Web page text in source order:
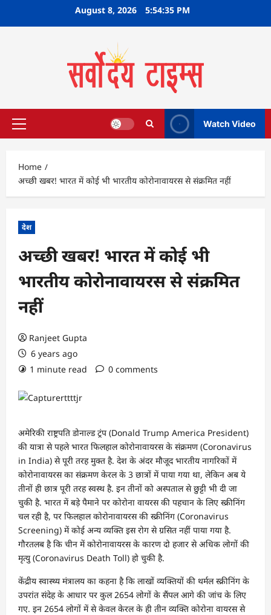
August 8, 2026 5:54:36 PM
Primary
Watch Video
Home
अच्‍छी खबर! भारत में कोई भी भारतीय कोरोनावायरस से संक्रमित नहीं
देश
अच्‍छी खबर! भारत में कोई भी
भारतीय कोरोनावायरस से संक्रमित
नहीं
Ranjeet Gupta
6 years ago
1 minute read
0 comments
अमेरिकी राष्ट्रपति डोनाल्ड ट्रंप (Donald Trump America President)
की यात्रा से पहले भारत फिलहाल कोरोनावायरस के संक्रमण (Coronavirus
in India) से पूरी तरह मुक्त है. देश के अंदर मौजूद भारतीय नागरिकों में
कोरोनावायरस का संक्रमण केरल के 3 छात्रों में पाया गया था, लेकिन अब ये
तीनों ही छात्र पूरी तरह स्वस्थ है. इन तीनों को अस्पताल से छुट्टी भी दी जा
चुकी है. भारत में बड़े पैमाने पर कोरोना वायरस की पहचान के लिए स्क्रीनिंग
चल रही है, पर फिलहाल कोरोनावायरस की स्क्रीनिंग (Coronavirus
Screening) में कोई अन्य व्यक्ति इस रोग से ग्रसित नहीं पाया गया है.
गौरतलब है कि चीन में कोरोनावायरस के कारण दो हजार से अधिक लोगों की
मृत्यु (Coronavirus Death Toll) हो चुकी है.
केंद्रीय स्वास्थ्य मंत्रालय का कहना है कि लाखों व्यक्तियों की थर्मल स्क्रीनिंग के
उपरांत संदेह के आधार पर कुल 2654 लोगों के सैंपल आगे की जांच के लिए
गए. इन 2654 लोगों में से केवल केरल के ही तीन व्यक्ति कोरोना वायरस से